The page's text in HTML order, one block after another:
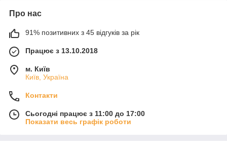
Про нас
91% позитивних з 45 відгуків за рік
Працює з 13.10.2018
м. Київ
Київ, Україна
Контакти
Сьогодні працює з 11:00 до 17:00
Показати весь графік роботи